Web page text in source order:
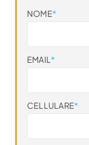
NOME*
EMAIL*
CELLULARE*